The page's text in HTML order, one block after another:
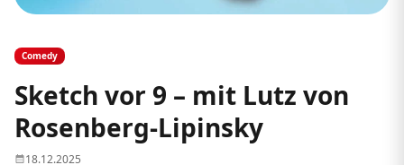
Comedy
Sketch vor 9 – mit Lutz von
Rosenberg-Lipinsky
18.12.2025